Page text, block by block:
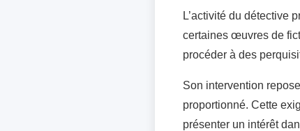
L’activité du détective
certaines œuvres de
procéder à des
Son intervention
proportionné. Cette
présenter un intérêt